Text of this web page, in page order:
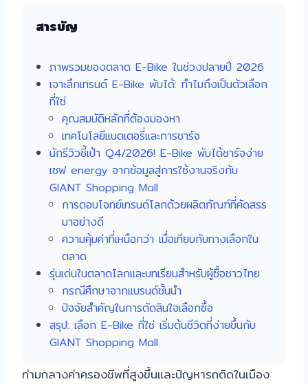
สารบัญ
ภาพรวมของตลาด E-Bike ในช่วงปลายปี 2026
เจาะลึกเทรนด์ E-Bike พับได้: ทำไมถึงเป็นตัวเลือก
ที่ใช่
คุณสมบัติหลักที่ต้องมองหา
เทคโนโลยีแบตเตอรี่และการชาร์จ
นักรีวิวชี้เป้า Q4/2026! E-Bike พับได้ชาร์จง่าย
เซฟ energy จากข้อมูลสู่การใช้งานจริงกับ
GIANT Shopping Mall
การตอบโจทย์เทรนด์โลกด้วยผลิตภัณฑ์ที่คัดสรร
มาอย่างดี
ความคุ้มค่าที่เหนือกว่า เมื่อเทียบกับทางเลือกใน
ตลาด
รุ่นเด่นในตลาดโลกและบทเรียนสำหรับผู้ซื้อชาวไทย
กรณีศึกษาจากแบรนด์ชั้นนำ
ปัจจัยสำคัญในการตัดสินใจเลือกซื้อ
สรุป: เลือก E-Bike ที่ใช่ เริ่มต้นชีวิตที่ง่ายขึ้นกับ
GIANT Shopping Mall
ท่ามกลางค่าครองชีพที่สูงขึ้นและปัญหารถติดในเมือง